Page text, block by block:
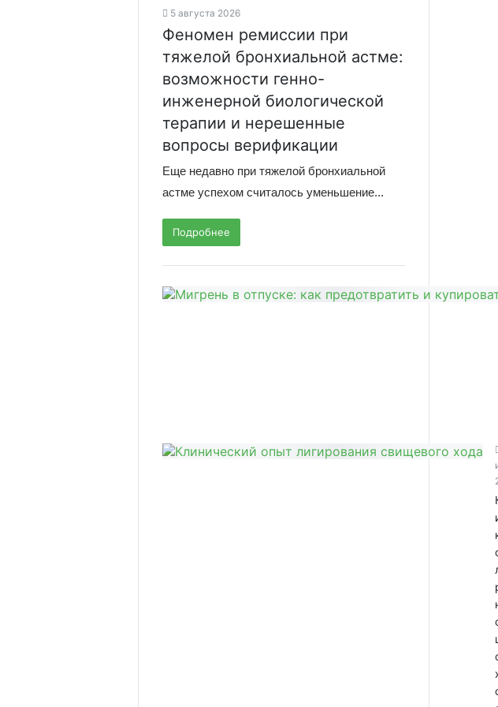
5 августа 2026
Феномен ремиссии при
тяжелой бронхиальной астме:
возможности генно-
инженерной биологической
терапии и нерешенные
вопросы верификации
Еще недавно при тяжелой бронхиальной
астме успехом считалось уменьшение...
Подробнее